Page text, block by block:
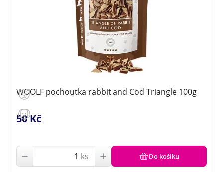
WOOLF pochoutka rabbit and Cod Triangle 100g
50 Kč
ks Do košíku